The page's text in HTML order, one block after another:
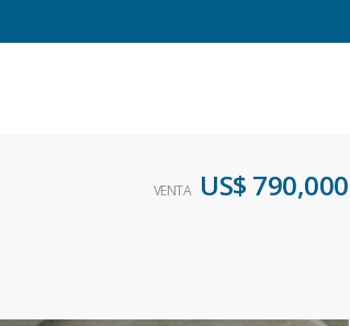
VENTA US$ 790,000